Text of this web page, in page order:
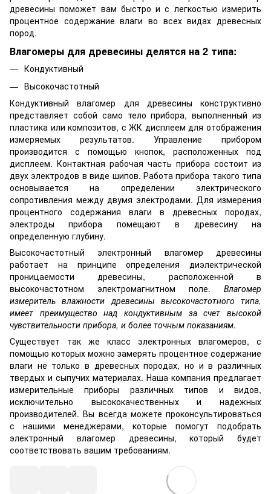
древесины поможет вам быстро и с легкостью измерить
процентное содержание влаги во всех видах древесных
пород.
Влагомеры для древесины делятся на 2 типа:
Кондуктивный
Высокочастотный
Кондуктивный влагомер для древесины конструктивно
представляет собой само тело прибора, выполненный из
пластика или композитов, с ЖК дисплеем для отображения
измеряемых результатов. Управление прибором
производится с помощью кнопок, расположенных под
дисплеем. Контактная рабочая часть прибора состоит из
двух электродов в виде шипов. Работа прибора такого типа
основывается на определении электрического
сопротивления между двумя электродами. Для измерения
процентного содержания влаги в древесных породах,
электроды прибора помещают в древесину на
определенную глубину.
Высокочастотный электронный влагомер древесины
работает на принципе определения диэлектрической
проницаемости древесины, расположенной в
высокочастотном электромагнитном поле. Влагомер
измеритель влажности древесины высокочастотного типа,
имеет преимущество над кондуктивным за счет высокой
чувствительности прибора, и более точным показаниям.
Существует так же класс электронных влагомеров, с
помощью которых можно замерять процентное содержание
влаги не только в древесных породах, но и в различных
твердых и сыпучих материалах. Наша компания предлагает
измерительные приборы различных типов и видов,
исключительно высококачественных и надежных
производителей. Вы всегда можете проконсультироваться
с нашими менеджерами, которые помогут подобрать
электронный влагомер древесины, который будет
соответствовать вашим требованиям.